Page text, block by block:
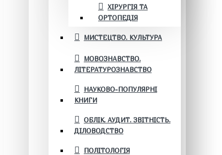
ХІРУРГІЯ ТА
ОРТОПЕДІЯ
МИСТЕЦТВО. КУЛЬТУРА
МОВОЗНАВСТВО.
ЛІТЕРАТУРОЗНАВСТВО
НАУКОВО-ПОПУЛЯРНІ
КНИГИ
ОБЛІК. АУДИТ. ЗВІТНІСТЬ.
ДІЛОВОДСТВО
ПОЛІТОЛОГІЯ